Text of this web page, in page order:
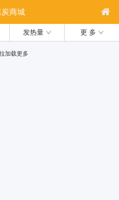
炭商城
发热量 更 多
加载更多